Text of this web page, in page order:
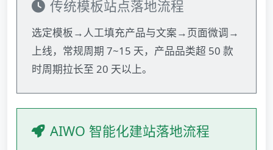
传统模板站点落地流程
选定模板→人工填充产品与文案→页面微调→
上线，常规周期 7~15 天，产品品类超 50 款
时周期拉长至 20 天以上。
AIWO 智能化建站落地流程